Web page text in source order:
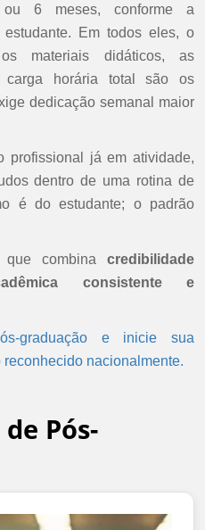
6 meses, conforme a
Em todos eles, o
materiais didáticos, as
horária total são os
dedicação semanal maior
profissional já em atividade,
dentro de uma rotina de
é do estudante; o padrão
que combina credibilidade
consistente e
graduação e inicie sua
nacionalmente.
Pós-